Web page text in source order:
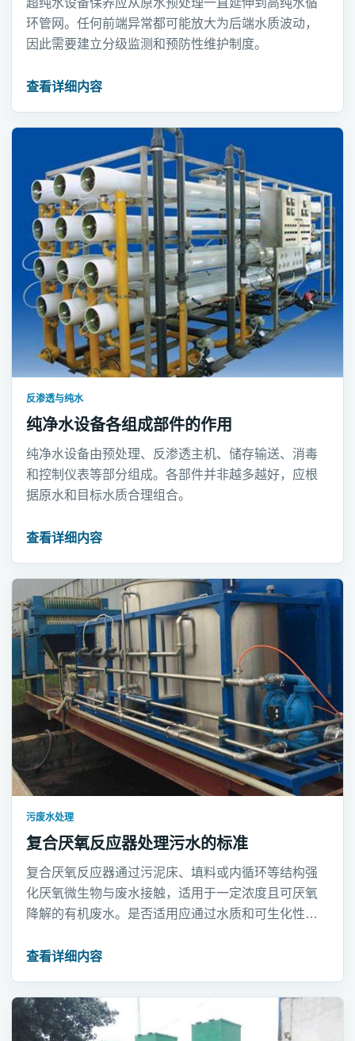
环管网。任何前端异常都可能放大为后端水质波动，
因此需要建立分级监测和预防性维护制度。
查看详细内容
反渗透与纯水
纯净水设备各组成部件的作用
纯净水设备由预处理、反渗透主机、储存输送、消毒
和控制仪表等部分组成。各部件并非越多越好，应根
据原水和目标水质合理组合。
查看详细内容
污废水处理
复合厌氧反应器处理污水的标准
复合厌氧反应器通过污泥床、填料或内循环等结构强
化厌氧微生物与废水接触，适用于一定浓度且可厌氧
降解的有机废水。是否适用应通过水质和可生化性分
查看详细内容